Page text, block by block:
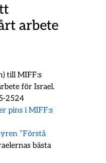
arbete
till MIFF:s
för Israel.
2524
pins i MIFF:s
”Förstå
bästa